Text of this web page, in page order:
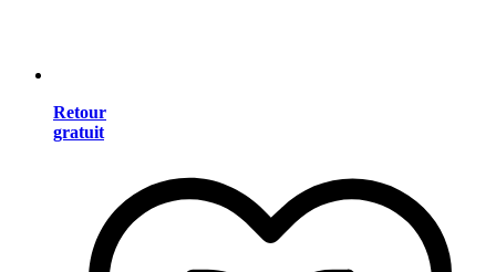
Retour
gratuit